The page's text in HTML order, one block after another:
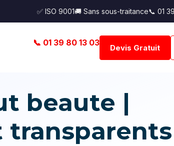
✅ ISO 9001🚚 Sans sous-traitance📞 01
📞 01 39 80 13 03
Devis Gratuit
beaute |
transparents